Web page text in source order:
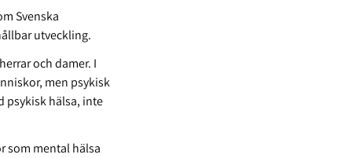
Svenska
utveckling.
och damer. I
men psykisk
psykisk hälsa, inte
som mental hälsa